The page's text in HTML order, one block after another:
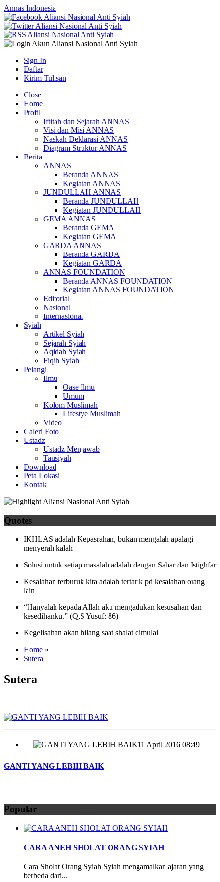
Annas Indonesia
Sign In
Daftar
Kirim Tulisan
Close
Home
Profil
Iftitah dan Sejarah ANNAS
Visi dan Misi ANNAS
Naskah Deklarasi ANNAS
Diagram Struktur ANNAS
Berita
ANNAS
Beranda ANNAS
Kegiatan ANNAS
JUNDULLAH ANNAS
Beranda JUNDULLAH
Kegiatan JUNDULLAH
GEMA ANNAS
Beranda GEMA
Kegiatan GEMA
GARDA ANNAS
Beranda GARDA
Kegiatan GARDA
ANNAS FOUNDATION
Beranda ANNAS FOUNDATION
Kegiatan ANNAS FOUNDATION
Editorial
Nasional
Internasional
Syiah
Artikel Syiah
Sejarah Syiah
Aqidah Syiah
Fiqih Syiah
Pelangi
Ilmu
Oase Ilmu
Umum
Kolom Muslimah
Lifestye Muslimah
Video
Galeri Foto
Ustadz
Ustadz Menjawab
Tausiyah
Download
Peta Lokasi
Kontak
Quotes
IKHLAS adalah Kepasrahan, bukan mengalah apalagi
menyerah kalah
Solusi untuk setiap masalah adalah dengan Sabar dan Istighfar
Kesalahan terburuk kita adalah tertarik pd kesalahan orang
lain
“Hanyalah kepada Allah aku mengadukan kesusahan dan
kesedihanku.” (Q,S Yusuf: 86)
Kegelisahan akan hilang saat shalat dimulai
Home »
Sutera
Sutera
11 April 2016 08:49
GANTI YANG LEBIH BAIK
Popular
CARA ANEH SHOLAT ORANG SYIAH
Cara Sholat Orang Syiah Syiah mengamalkan ajaran yang
berbeda dari...